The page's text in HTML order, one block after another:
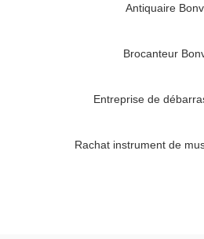
Antiquaire
Brocanteur
Entreprise de
Rachat instrument de